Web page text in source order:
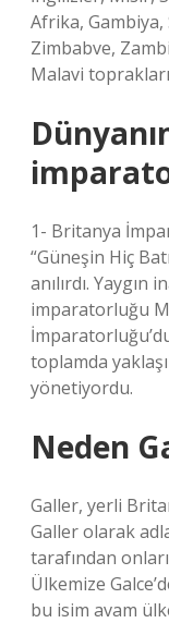
Afrika, Gambiya,
Zimbabve,
Malavi
1- Britanya
“Güneşin Hiç
anılırdı. Yaygın
imparatorluğu
toplamda
yönetiyordu.
Neden
Galler, yerli
Galler olarak
tarafından
Ülkemize
bu isim avam